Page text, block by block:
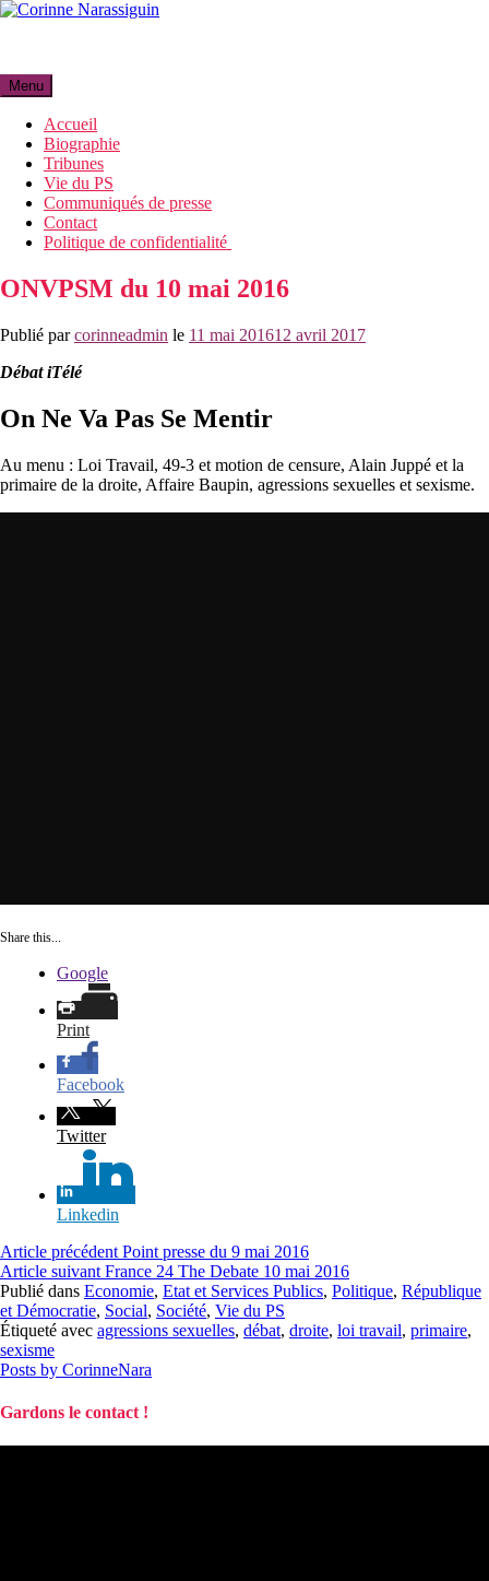
Aller
Menu
Accueil
Biographie
Tribunes
Vie du PS
Communiqués de presse
Contact
Politique de confidentialité
ONVPSM du 10 mai 2016
Publié parcorinneadmin le 11 mai 201612 avril 2017
Débat iTélé
On Ne Va Pas Se Mentir
Au menu : Loi Travail, 49-3 et motion de censure, Alain Juppé et la
primaire de la droite, Affaire Baupin, agressions sexuelles et sexisme.
Share this...
Google
Print
Facebook
Twitter
Linkedin
Lire
la
suite
Article précédent Point presse du 9 mai 2016
Article suivant France 24 The Debate 10 mai 2016
Publié dans Economie, Etat et Services Publics, Politique, République
et Démocratie, Social, Société, Vie du PS
Étiqueté avec agressions sexuelles, débat, droite, loi travail, primaire,
sexisme
Posts by CorinneNara
Gardons le contact !